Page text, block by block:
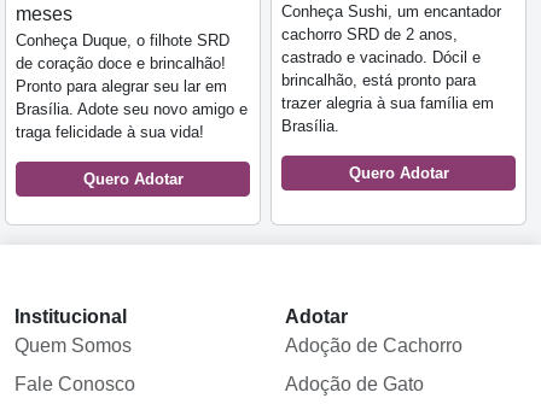
meses
Conheça Duque, o filhote SRD
de coração doce e brincalhão!
Pronto para alegrar seu lar em
Brasília. Adote seu novo amigo e
traga felicidade à sua vida!
Quero Adotar
Conheça Sushi, um encantador
cachorro SRD de 2 anos,
castrado e vacinado. Dócil e
brincalhão, está pronto para
trazer alegria à sua família em
Brasília.
Quero Adotar
Institucional
Quem Somos
Fale Conosco
Adotar
Adoção de Cachorro
Adoção de Gato